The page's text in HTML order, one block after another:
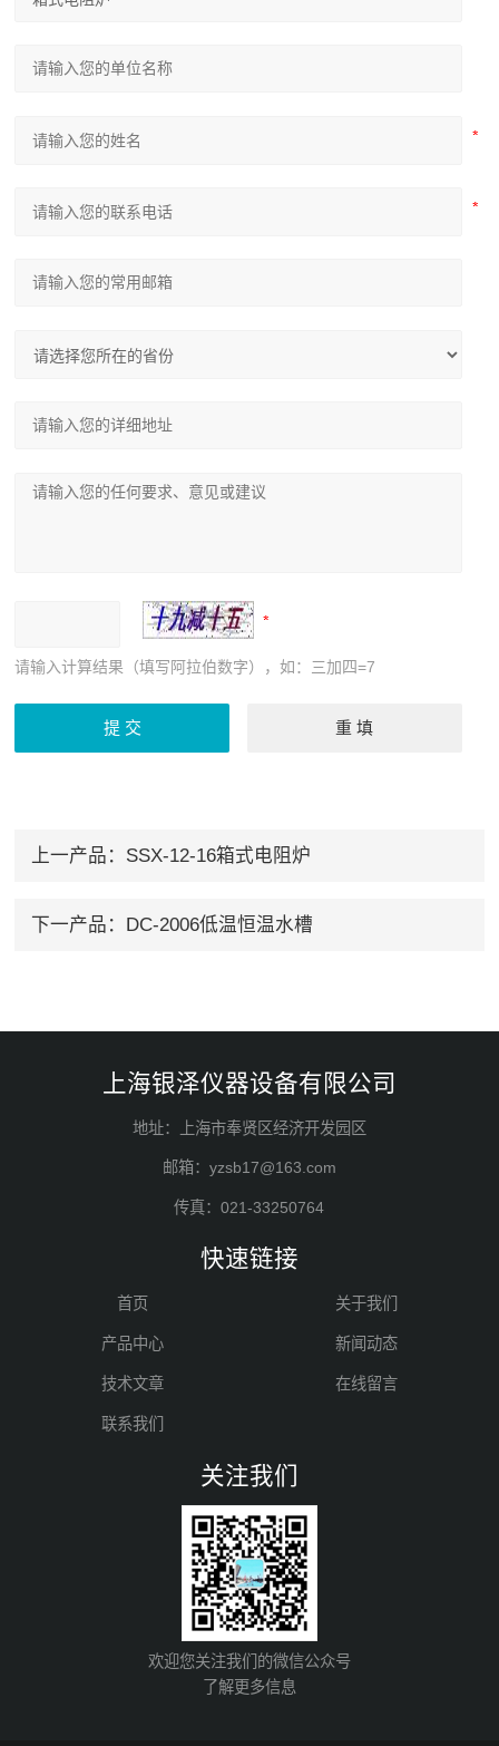
请输入计算结果（填写阿拉伯数字），如：三加四=7
上一产品： SSX-12-16箱式电阻炉
下一产品： DC-2006低温恒温水槽
上海银泽仪器设备有限公司
地址：上海市奉贤区经济开发园区
邮箱：yzsb17@163.com
传真：021-33250764
快速链接
首页 关于我们
产品中心 新闻动态
技术文章 在线留言
联系我们
关注我们
欢迎您关注我们的微信公众号
了解更多信息